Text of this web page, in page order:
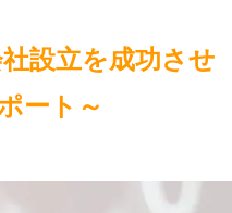
設立を成功させ
ート～